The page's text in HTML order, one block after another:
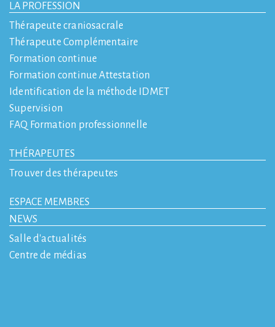
LA PROFESSION
Thérapeute craniosacrale
Thérapeute Complémentaire
Formation continue
Formation continue Attestation
Identification de la méthode IDMET
Supervision
FAQ Formation professionnelle
THÉRAPEUTES
Trouver des thérapeutes
ESPACE MEMBRES
NEWS
Salle d'actualités
Centre de médias